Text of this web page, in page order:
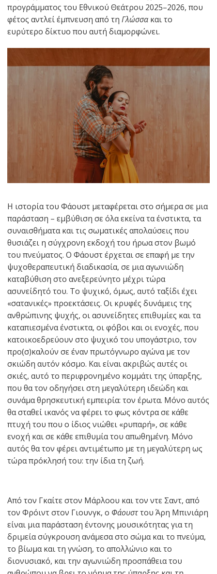
προγράμματος του Εθνικού Θεάτρου 2025–2026, που
φέτος αντλεί έμπνευση από τη Γλώσσα και το
ευρύτερο δίκτυο που αυτή διαμορφώνει.
Η ιστορία του Φάουστ μεταφέρεται στο σήμερα σε μια
παράσταση – εμβύθιση σε όλα εκείνα τα ένστικτα, τα
συναισθήματα και τις σωματικές απολαύσεις που
θυσιάζει η σύγχρονη εκδοχή του ήρωα στον βωμό
του πνεύματος. Ο Φάουστ έρχεται σε επαφή με την
ψυχοθεραπευτική διαδικασία, σε μια αγωνιώδη
καταβύθιση στο ανεξερεύνητο μέχρι τώρα
ασυνείδητό του. Το ψυχικό, όμως, αυτό ταξίδι έχει
«σατανικές» προεκτάσεις. Οι κρυφές δυνάμεις της
ανθρώπινης ψυχής, οι ασυνείδητες επιθυμίες και τα
καταπιεσμένα ένστικτα, οι φόβοι και οι ενοχές, που
κατοικοεδρεύουν στο ψυχικό του υπογάστριο, τον
προ(σ)καλούν σε έναν πρωτόγνωρο αγώνα με τον
σκιώδη αυτόν κόσμο. Και είναι ακριβώς αυτές οι
σκιές, αυτό το περιφρονημένο κομμάτι της ύπαρξης,
που θα τον οδηγήσει στη μεγαλύτερη ιδεώδη και
συνάμα θρησκευτική εμπειρία: τον έρωτα. Μόνο αυτός
θα σταθεί ικανός να φέρει το φως κόντρα σε κάθε
πτυχή του που ο ίδιος νιώθει «ρυπαρή», σε κάθε
ενοχή και σε κάθε επιθυμία του απωθημένη. Μόνο
αυτός θα τον φέρει αντιμέτωπο με τη μεγαλύτερη ως
τώρα πρόκλησή του: την ίδια τη ζωή.
Από τον Γκαίτε στον Μάρλοου και τον ντε Σαντ, από
τον Φρόιντ στον Γιουνγκ, ο Φάουσττου Άρη Μπινιάρη
είναι μια παράσταση έντονης μουσικότητας για τη
δριμεία σύγκρουση ανάμεσα στο σώμα και το πνεύμα,
το βίωμα και τη γνώση, το απολλώνιο και το
διονυσιακό, και την αγωνιώδη προσπάθεια του